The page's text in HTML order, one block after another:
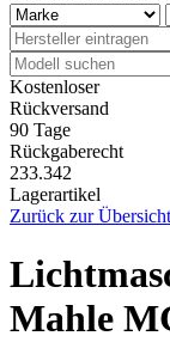
Kostenloser
Rückversand
90 Tage
Rückgaberecht
233.342
Lagerartikel
Zurück zur Übersicht
Mahle